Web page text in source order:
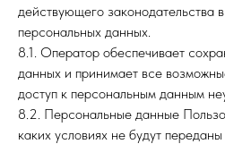
действующего законодательства
персональных данных.
8.1. Оператор обеспечивает
данных и принимает все
доступ к персональным данным
8.2. Персональные данные
каких условиях не будут